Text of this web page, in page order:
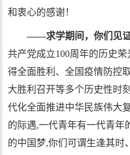
和衷心的感谢！
——求学期间，你们见
共产党成立100周年的历史
得全面胜利、全国疫情防控
大胜利召开等多个历史性时
代化全面推进中华民族伟大
的际遇,一代青年有一代青年
的中国梦,你们可谓生逢其时